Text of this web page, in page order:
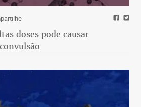
doses pode causar